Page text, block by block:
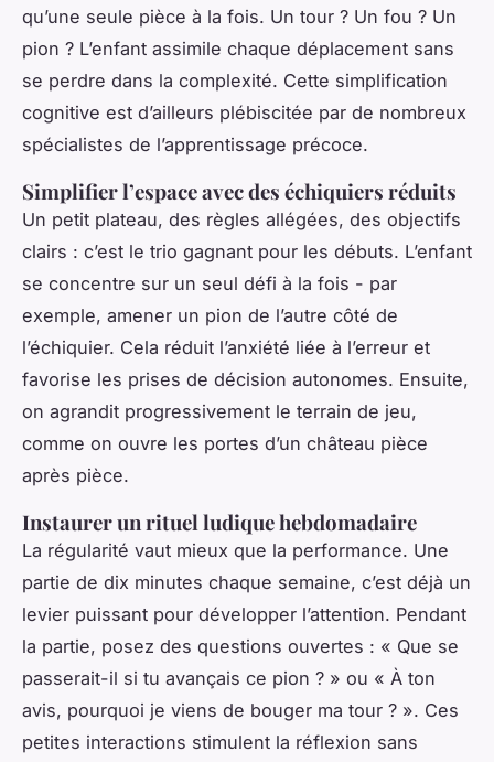
qu’une seule pièce à la fois. Un tour ? Un fou ? Un
pion ? L’enfant assimile chaque déplacement sans
se perdre dans la complexité. Cette simplification
cognitive est d’ailleurs plébiscitée par de nombreux
spécialistes de l’apprentissage précoce.
Simplifier l’espace avec des échiquiers réduits
Un petit plateau, des règles allégées, des objectifs
clairs : c’est le trio gagnant pour les débuts. L’enfant
se concentre sur un seul défi à la fois - par
exemple, amener un pion de l’autre côté de
l’échiquier. Cela réduit l’anxiété liée à l’erreur et
favorise les prises de décision autonomes. Ensuite,
on agrandit progressivement le terrain de jeu,
comme on ouvre les portes d’un château pièce
après pièce.
Instaurer un rituel ludique hebdomadaire
La régularité vaut mieux que la performance. Une
partie de dix minutes chaque semaine, c’est déjà un
levier puissant pour développer l’attention. Pendant
la partie, posez des questions ouvertes : « Que se
passerait-il si tu avançais ce pion ? » ou « À ton
avis, pourquoi je viens de bouger ma tour ? ». Ces
petites interactions stimulent la réflexion sans